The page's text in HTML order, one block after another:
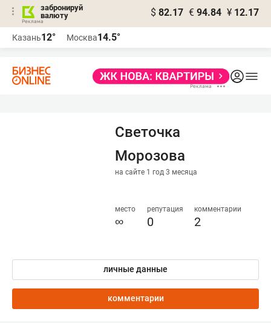
забронируй
валюту
$ 82.17 € 94.84 ¥ 12.17
Казань12° Москва14.5°
Светочка
Морозова
на сайте 1 год 3 месяца
место
∞
репутация
0
комментарии
2
личные данные
комментарии